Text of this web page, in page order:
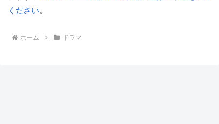
ください。
ホーム ドラマ